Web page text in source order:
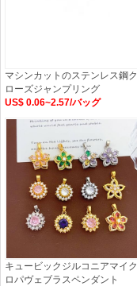
マシンカットのステンレス鋼ク
ローズジャンプリング
US$ 0.06~2.57/バッグ
キュービックジルコニアマイク
ロパヴェブラスペンダント